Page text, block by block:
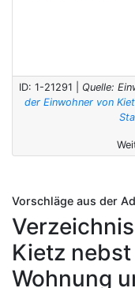
ID: 1-21291 | Quelle:
der Einwohner von
Vorschläge aus der
Kietz
Wohnung